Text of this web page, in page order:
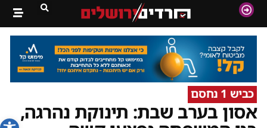
פתח
כביש 1 נחסם
אסון בערב שבת: תינוקת נהרגה,